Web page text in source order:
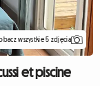
wszystkie 5 zdjęcia
et piscine